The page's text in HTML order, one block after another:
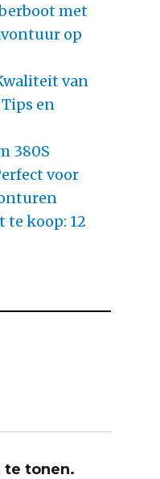
met
op
van
en
380S
voor
te koop: 12
te tonen.